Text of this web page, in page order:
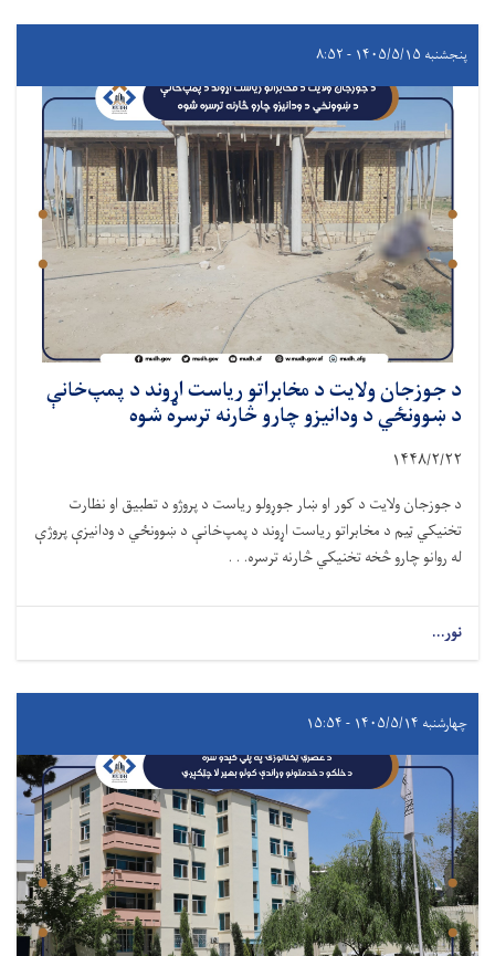
پنجشنبه ۱۴۰۵/۵/۱۵ - ۸:۵۲
د جوزجان ولایت د مخابراتو ریاست اړوند د پمپ‌خانې
د ښوونځي د ودانیزو چارو څارنه ترسره شوه
۱۴۴۸/۲/۲۲
د جوزجان ولایت د کور او ښار جوړولو ریاست د پروژو د تطبیق او نظارت
تخنیکي ټیم د مخابراتو ریاست اړوند د پمپ‌خانې د ښوونځي د ودانیزې پروژې
له روانو چارو څخه تخنیکي څارنه ترسره. . .
نور...
چهارشنبه ۱۴۰۵/۵/۱۴ - ۱۵:۵۴